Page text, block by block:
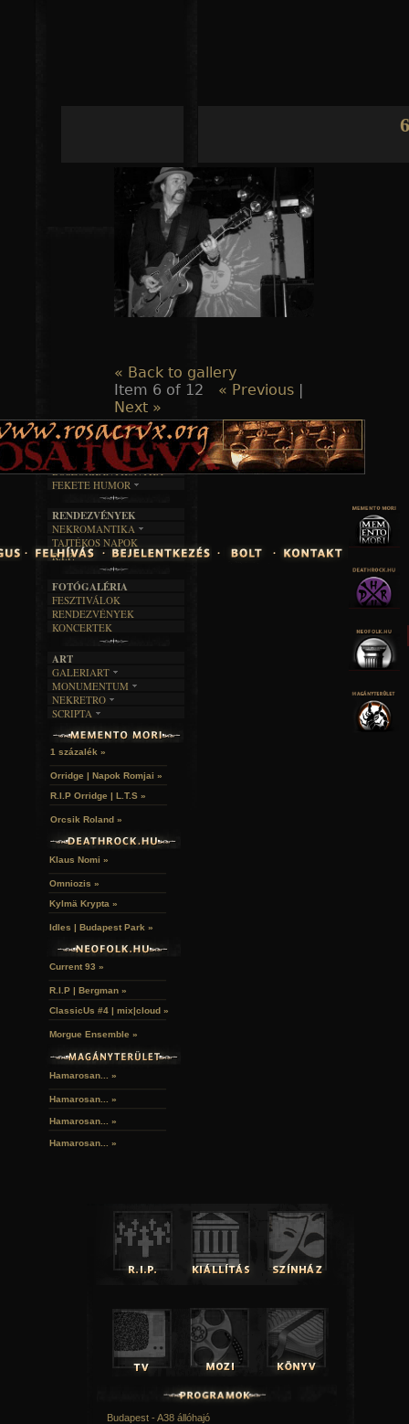
« Back to gallery
Item 6 of 12
« Previous |
Next »
TAJTÉKOS LAPOK
ZENE
EGYÜTTESEK
INTERJÚK
FORDÍTÁSOK
DALSZÖVEGEK
ÍRÁSOK
IRODALOM
FILM
MŰVÉSZET
ÍRÁSTÖRTÉNET
BOSZORKÁNYKONYHA
FEKETE HUMOR
SZÖVEGES
RENDEZVÉNYEK
NEKROMANTIKA
AKTUÁLIS
A MÚLT
TAJTÉKOS NAPOK
R.I.P.
FOTÓGALÉRIA
FESZTIVÁLOK
RENDEZVÉNYEK
KONCERTEK
ART
GALERIART
ARTGALERI
KÉPREGÉNYEK
LAKÁSKULTS
MONUMENTUM
TEMETŐK
TEMPLOMOK
VÁRAK
HELYEK
NEKRETRO
SZUBKULT
FEKETE LYUK
RELIKVIÁK
SCRIPTA
NOVELLÁK
VERSEK
1 százalék »
Orridge | Napok Romjai »
R.I.P Orridge | L.T.S »
Orcsik Roland »
Klaus Nomi »
Omniozis »
Kylmä Krypta »
Idles | Budapest Park »
Current 93 »
R.I.P | Bergman »
ClassicUs #4 | mix|cloud »
Morgue Ensemble »
Hamarosan... »
Hamarosan... »
Hamarosan... »
Hamarosan... »
Budapest - A38 állóhajó